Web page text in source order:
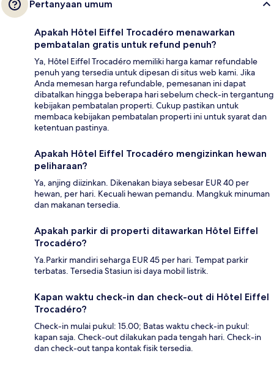
Pertanyaan umum
Apakah Hôtel Eiffel Trocadéro menawarkan
pembatalan gratis untuk refund penuh?
Ya, Hôtel Eiffel Trocadéro memiliki harga kamar refundable
penuh yang tersedia untuk dipesan di situs web kami. Jika
Anda memesan harga refundable, pemesanan ini dapat
dibatalkan hingga beberapa hari sebelum check-in tergantung
kebijakan pembatalan properti. Cukup pastikan untuk
membaca kebijakan pembatalan properti ini untuk syarat dan
ketentuan pastinya.
Apakah Hôtel Eiffel Trocadéro mengizinkan hewan
peliharaan?
Ya, anjing diizinkan. Dikenakan biaya sebesar EUR 40 per
hewan, per hari. Kecuali hewan pemandu. Mangkuk minuman
dan makanan tersedia.
Apakah parkir di properti ditawarkan Hôtel Eiffel
Trocadéro?
Ya.Parkir mandiri seharga EUR 45 per hari. Tempat parkir
terbatas. Tersedia Stasiun isi daya mobil listrik.
Kapan waktu check-in dan check-out di Hôtel Eiffel
Trocadéro?
Check-in mulai pukul: 15.00; Batas waktu check-in pukul:
kapan saja. Check-out dilakukan pada tengah hari. Check-in
dan check-out tanpa kontak fisik tersedia.